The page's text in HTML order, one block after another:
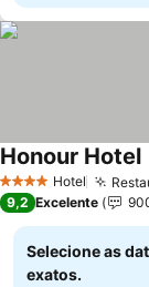
4 EstrelasHotel
Honour Hotel
9,2 Excelente
Selecione as
exatos.